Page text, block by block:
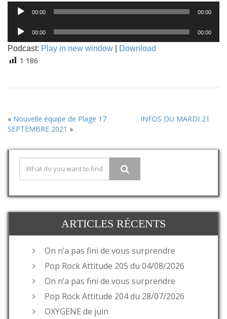
Lecteur
audio
00:00 00:00
Lecteur
audio
00:00 00:00
Podcast: Play in new window Download
1 186
« Nouvelle équipe de Plage 17
INFOS DU MARDI 21
SEPTEMBRE 2021 »
ARTICLES RÉCENTS
On n’a pas fini de vous surprendre
Pop Rock Attitude 205 du 04/08/2026
On n’a pas fini de vous surprendre
Pop Rock Attitude 204 du 28/07/2026
OXYGENE de juin